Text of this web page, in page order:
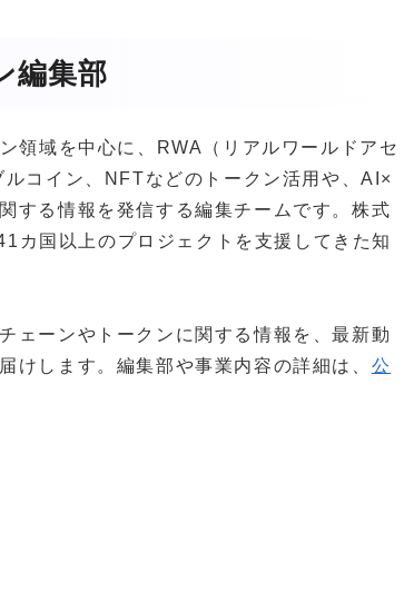
編集部
領域を中心に、RWA（リアルワールドアセ
コイン、NFTなどのトークン活用や、AI×
する情報を発信する編集チームです。株式
国以上のプロジェクトを支援してきた知
ェーンやトークンに関する情報を、最新動
けします。編集部や事業内容の詳細は、 公